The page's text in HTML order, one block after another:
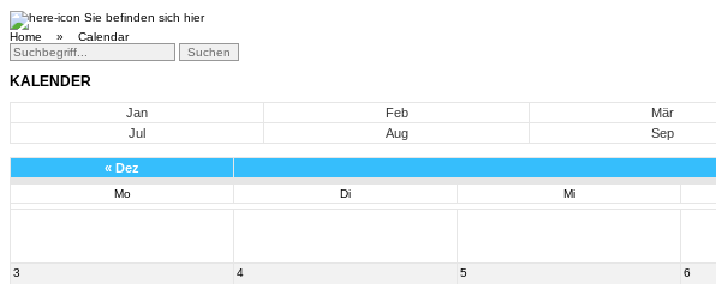
Sie befinden sich hier
Home » Calendar
KALENDER
Jan Feb Mär
Jul
Aug Sep
« Dez
Mo Di Mi
3 4 5 6